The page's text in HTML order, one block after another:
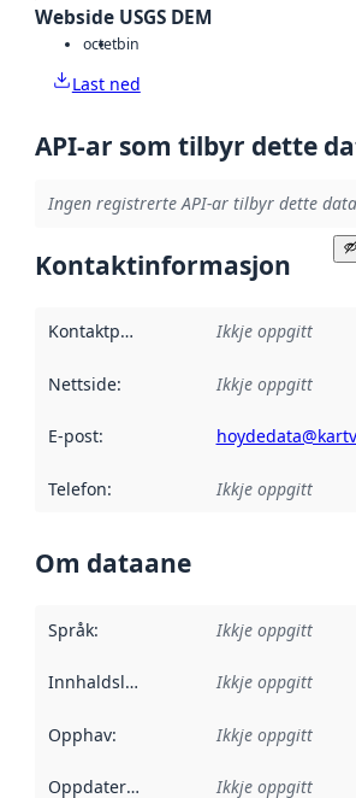
Webside USGS DEM
octetbin
Last ned
API-ar som tilbyr dette
Ingen registrerte API-ar tilbyr dette
Kontaktinformasjon
Kontaktpunkt Ikkje oppgitt
Nettside: Ikkje oppgitt
E-post:
Telefon: Ikkje oppgitt
Om dataane
Språk: Ikkje oppgitt
Innhaldsleverandørar :
Ikkje oppgitt
Opphav: Ikkje oppgitt
Oppdateringsfrekvens :
Ikkje oppgitt